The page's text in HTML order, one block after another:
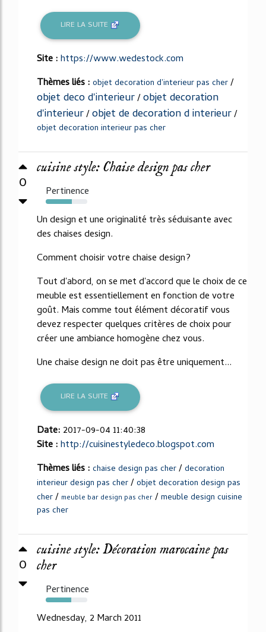
LIRE LA SUITE
Site :https://www.wedestock.com
Thèmes liés : objet decoration d'interieur pas cher/
objet deco d'interieur/objet decoration
d'interieur/objet de decoration d interieur/
objet decoration interieur pas cher
0
cuisine style: Chaise design pas cher
Pertinence
63%
Un design et une originalité très séduisante avec
des chaises design.
Comment choisir votre chaise design?
Tout d'abord, on se met d'accord que le choix de ce
meuble est essentiellement en fonction de votre
goût. Mais comme tout élément décoratif vous
devez respecter quelques critères de choix pour
créer une ambiance homogène chez vous.
Une chaise design ne doit pas être uniquement...
LIRE LA SUITE
Date: 2017-09-04 11:40:38
Site :http://cuisinestyledeco.blogspot.com
Thèmes liés : chaise design pas cher/decoration
interieur design pas cher/objet decoration design pas
cher/ meuble bar design pas cher /meuble design cuisine
pas cher
0
cuisine style: Décoration marocaine pas
cher
Pertinence
62%
Wednesday, 2 March 2011